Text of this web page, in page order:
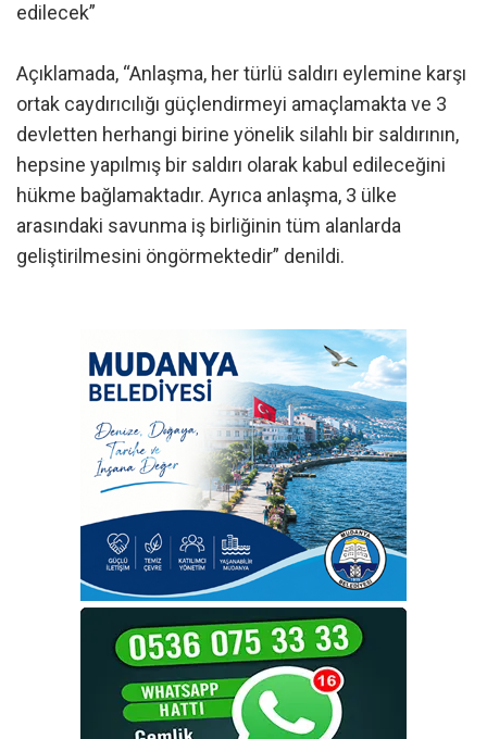
edilecek”
Açıklamada, “Anlaşma, her türlü saldırı eylemine karşı
ortak caydırıcılığı güçlendirmeyi amaçlamakta ve 3
devletten herhangi birine yönelik silahlı bir saldırının,
hepsine yapılmış bir saldırı olarak kabul edileceğini
hükme bağlamaktadır. Ayrıca anlaşma, 3 ülke
arasındaki savunma iş birliğinin tüm alanlarda
geliştirilmesini öngörmektedir” denildi.